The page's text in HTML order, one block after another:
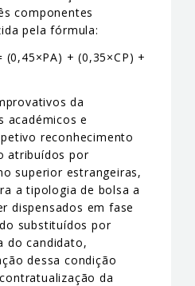
componentes
pela fórmula:
+ (0,35×CP) +
da
académicos e
reconhecimento
atribuídos por
superior estrangeiras,
a tipologia de bolsa a
dispensados em fase
substituídos por
do candidato,
dessa condição
da